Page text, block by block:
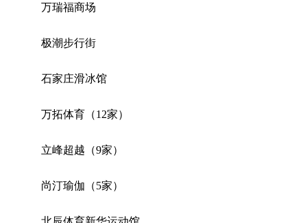
万瑞福商场
极潮步行街
石家庄滑冰馆
万拓体育（12家）
立峰超越（9家）
尚汀瑜伽（5家）